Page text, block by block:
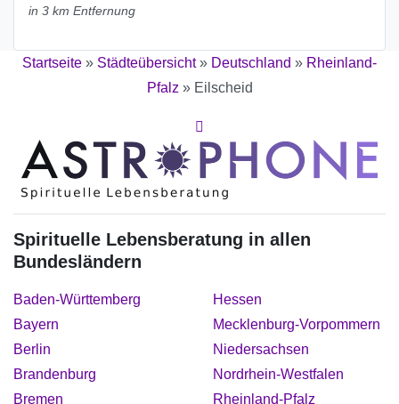
in 3 km Entfernung
Startseite » Städteübersicht» Deutschland » Rheinland-
Pfalz» Eilscheid
Spirituelle Lebensberatung in allen
Bundesländern
Baden-Württemberg
Bayern
Berlin
Brandenburg
Bremen
Hessen
Mecklenburg-Vorpommern
Niedersachsen
Nordrhein-Westfalen
Rheinland-Pfalz